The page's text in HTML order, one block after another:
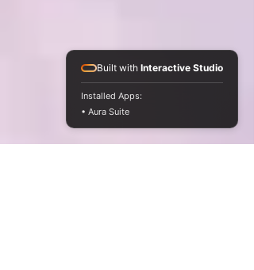
Built with Interactive Studio
Installed Apps:
• Aura Suite